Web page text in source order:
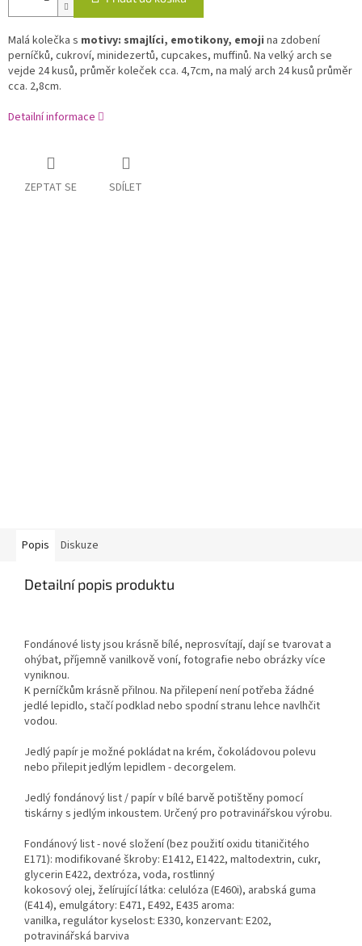
Malá kolečka s motivy: smajlíci, emotikony, emoji na zdobení
perníčků, cukroví, minidezertů, cupcakes, muffinů. Na velký arch se
vejde 24 kusů, průměr koleček cca. 4,7cm, na malý arch 24 kusů průměr
cca. 2,8cm.
Detailní informace
ZEPTAT SE SDÍLET
Popis Diskuze
Detailní popis produktu
Fondánové listy jsou krásně bílé, neprosvítají, dají se tvarovat a
ohýbat, příjemně vanilkově voní, fotografie nebo obrázky více
vyniknou.
K perníčkům krásně přilnou. Na přilepení není potřeba žádné
jedlé lepidlo, stačí podklad nebo spodní stranu lehce navlhčit
vodou.
Jedlý papír je možné pokládat na krém, čokoládovou polevu
nebo přilepit jedlým lepidlem - decorgelem.
Jedlý fondánový list / papír v bílé barvě potištěny pomocí
tiskárny s jedlým inkoustem. Určený pro potravinářskou výrobu.
Fondánový list - nové složení (bez použití oxidu titaničitého
E171): modifikované škroby: E1412, E1422, maltodextrin, cukr,
glycerin E422, dextróza, voda, rostlinný
kokosový olej, želírující látka: celulóza (E460i), arabská guma
(E414), emulgátory: E471, E492, E435 aroma:
vanilka, regulátor kyselost: E330, konzervant: E202,
potravinářská barviva